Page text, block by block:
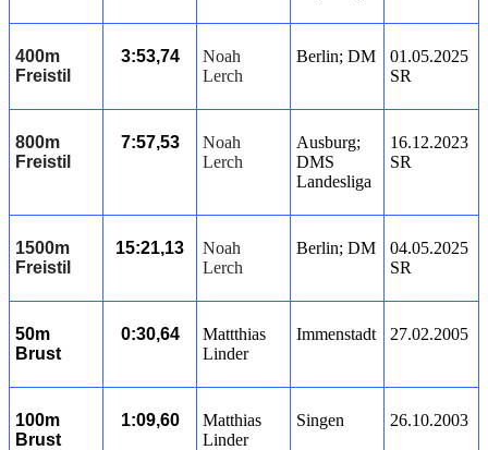
400m
Freistil
3:53,74
Noah
Lerch
Berlin; DM
01.05.2025
SR
800m
Freistil
7:57,53
Noah
Lerch
Ausburg;
DMS
Landesliga
16.12.2023
SR
1500m
Freistil
15:21,13
Noah
Lerch
Berlin; DM
04.05.2025
SR
50m
Brust
0:30,64
Mattthias
Linder
Immenstadt 27.02.2005
100m
Brust
1:09,60
Matthias
Linder
Singen 26.10.2003